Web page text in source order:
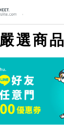
嚴選商品